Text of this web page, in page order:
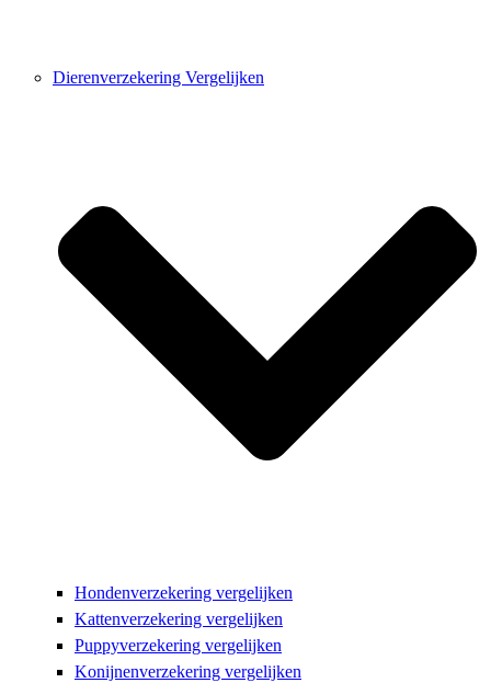
Dierenverzekering Vergelijken
Hondenverzekering vergelijken
Kattenverzekering vergelijken
Puppyverzekering vergelijken
Konijnenverzekering vergelijken